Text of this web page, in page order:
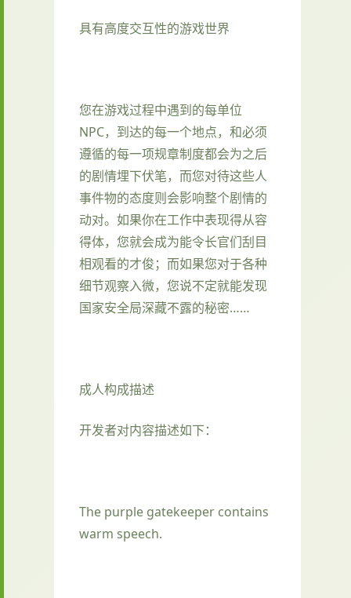
具有高度交互性的游戏世界
您在游戏过程中遇到的每单位
NPC，到达的每一个地点，和必须
遵循的每一项规章制度都会为之后
的剧情埋下伏笔，而您对待这些人
事件物的态度则会影响整个剧情的
动对。如果你在工作中表现得从容
得体，您就会成为能令长官们刮目
相观看的才俊；而如果您对于各种
细节观察入微，您说不定就能发现
国家安全局深藏不露的秘密……
成人构成描述
开发者对内容描述如下：
The purple gatekeeper contains
warm speech.